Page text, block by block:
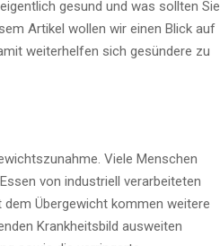
gesund und was sollten Sie
Artikel wollen wir einen Blick auf
weiterhelfen sich gesündere zu
Viele Menschen
von industriell verarbeiteten
Übergewicht kommen weitere
Krankheitsbild ausweiten